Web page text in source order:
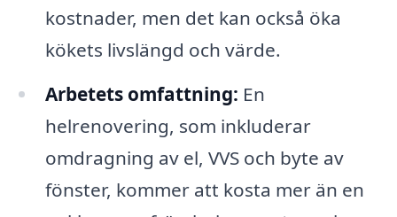
kostnader, men det kan också öka
kökets livslängd och värde.
Arbetets omfattning: En
helrenovering, som inkluderar
omdragning av el, VVS och byte av
fönster, kommer att kosta mer än en